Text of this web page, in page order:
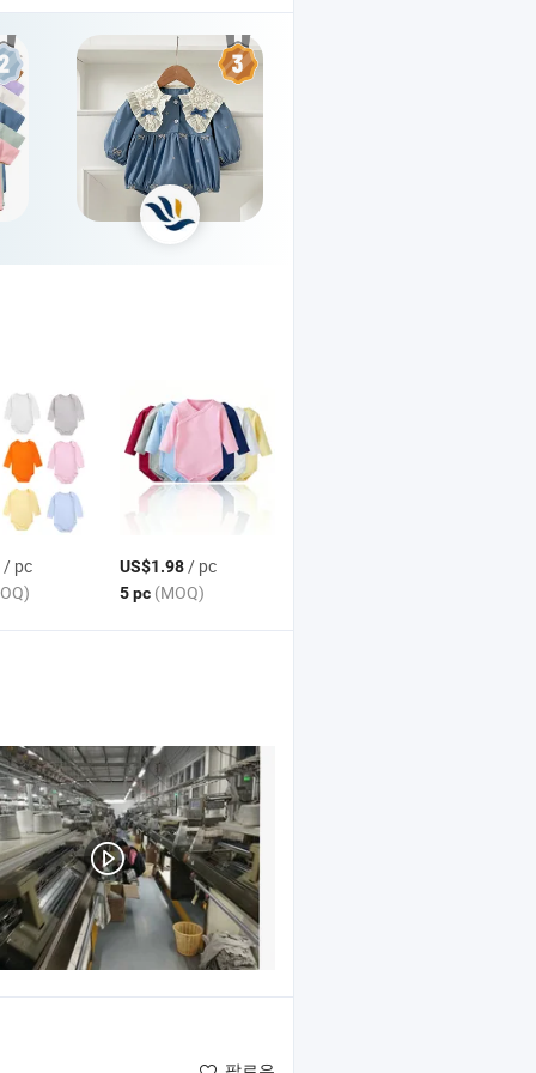
/ pc
US$1.98/ pc
5 pc (MOQ)